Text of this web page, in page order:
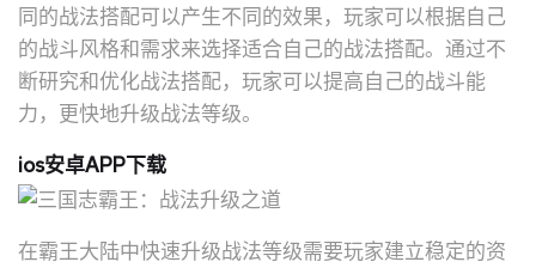
同的战法搭配可以产生不同的效果，玩家可以根据自己
的战斗风格和需求来选择适合自己的战法搭配。通过不
断研究和优化战法搭配，玩家可以提高自己的战斗能
力，更快地升级战法等级。
ios安卓APP下载
在霸王大陆中快速升级战法等级需要玩家建立稳定的资